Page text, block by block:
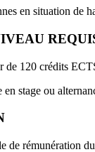
en situation de
de 120 crédits
stage ou
de rémunération